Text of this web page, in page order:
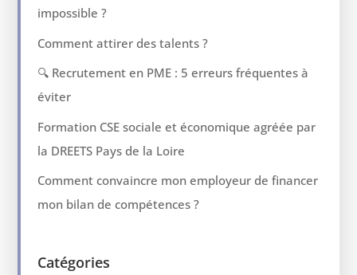
impossible ?
Comment attirer des talents ?
🔍 Recrutement en PME : 5 erreurs fréquentes à
éviter
Formation CSE sociale et économique agréée par
la DREETS Pays de la Loire
Comment convaincre mon employeur de financer
mon bilan de compétences ?
Catégories